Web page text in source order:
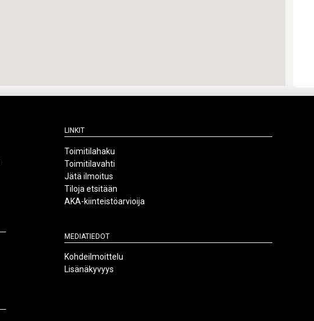
Linkit
Toimitilahaku
Toimitilavahti
Jätä ilmoitus
Tiloja etsitään
AKA-kiinteistöarvioija
Mediatiedot
Kohdeilmoittelu
Lisänäkyvyys